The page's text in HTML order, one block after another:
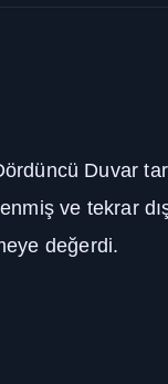
Duvar
ve tekrar
değerdi.